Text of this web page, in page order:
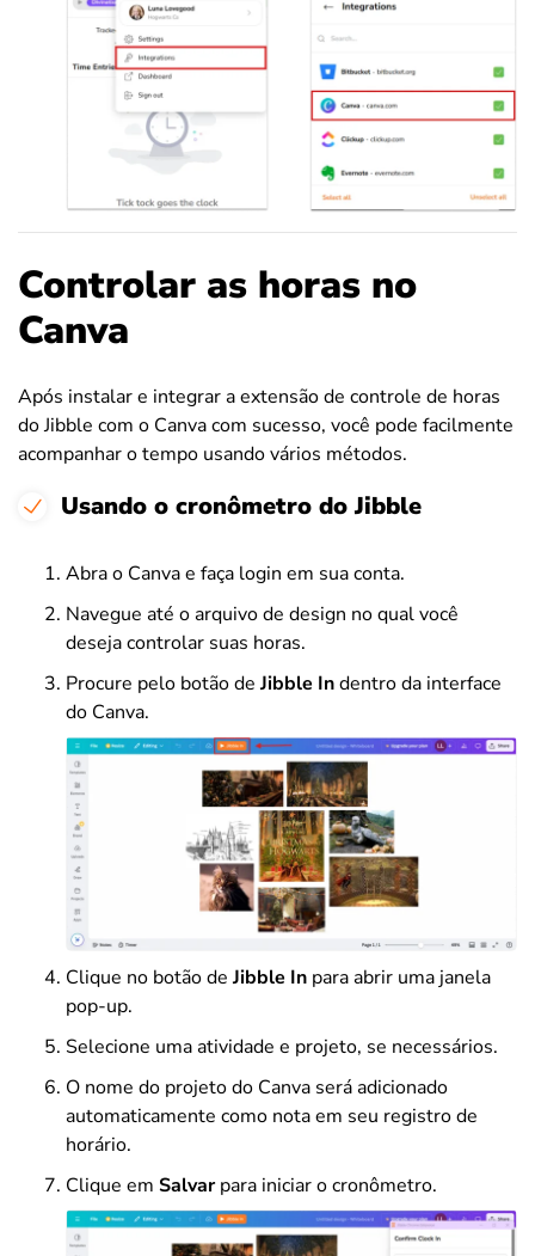
Controlar as horas no
Canva
Após instalar e integrar a extensão de controle de horas
do Jibble com o Canva com sucesso, você pode facilmente
acompanhar o tempo usando vários métodos.
Usando o cronômetro do Jibble
Abra o Canva e faça login em sua conta.
Navegue até o arquivo de design no qual você
deseja controlar suas horas.
Procure pelo botão de Jibble Indentro da interface
do Canva.
Clique no botão de Jibble In para abrir uma janela
pop-up.
Selecione uma atividade e projeto, se necessários.
O nome do projeto do Canva será adicionado
automaticamente como nota em seu registro de
horário.
Clique em Salvarpara iniciar o cronômetro.